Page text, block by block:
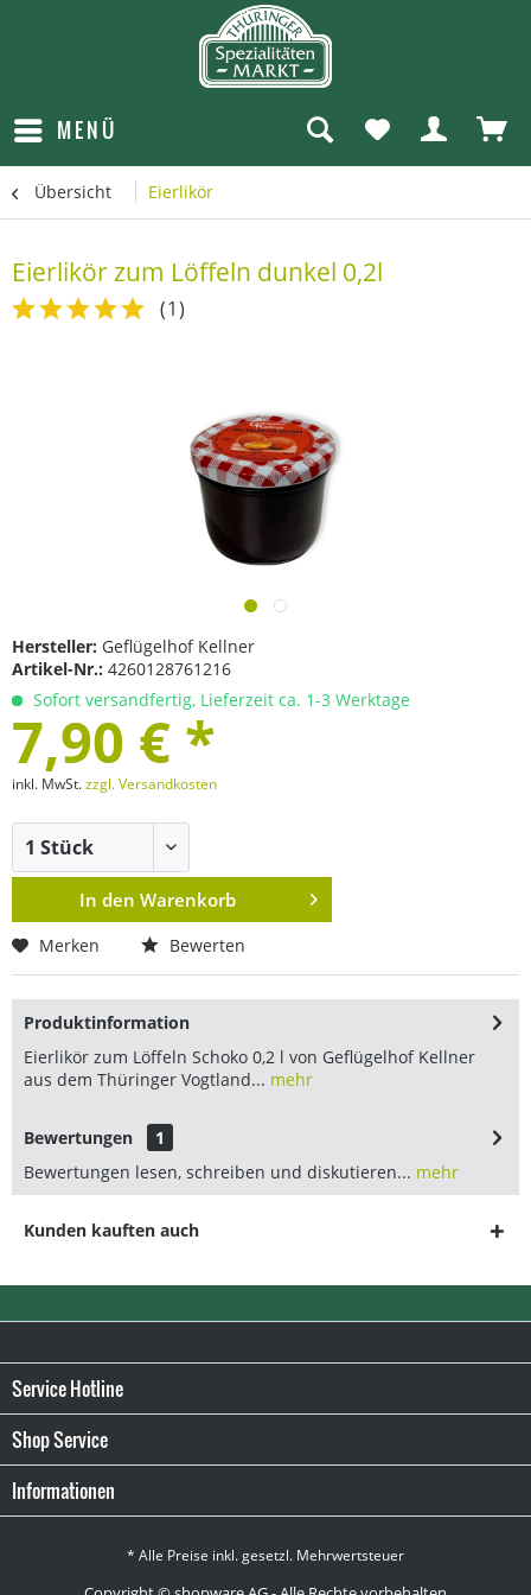
MENÜ
Übersicht Eierlikör
Eierlikör zum Löffeln dunkel 0,2l
(1)
Hersteller: Geflügelhof Kellner
Artikel-Nr.: 4260128761216
Sofort versandfertig, Lieferzeit ca. 1-3 Werktage
7,90 € *
inkl. MwSt.zzgl. Versandkosten
In den Warenkorb
Merken Bewerten
Produktinformation
Eierlikör zum Löffeln Schoko 0,2 l von Geflügelhof Kellner
aus dem Thüringer Vogtland... mehr
Bewertungen
1
Bewertungen lesen, schreiben und diskutieren... mehr
Kunden kauften auch
Service Hotline
Shop Service
Informationen
* Alle Preise inkl. gesetzl. Mehrwertsteuer